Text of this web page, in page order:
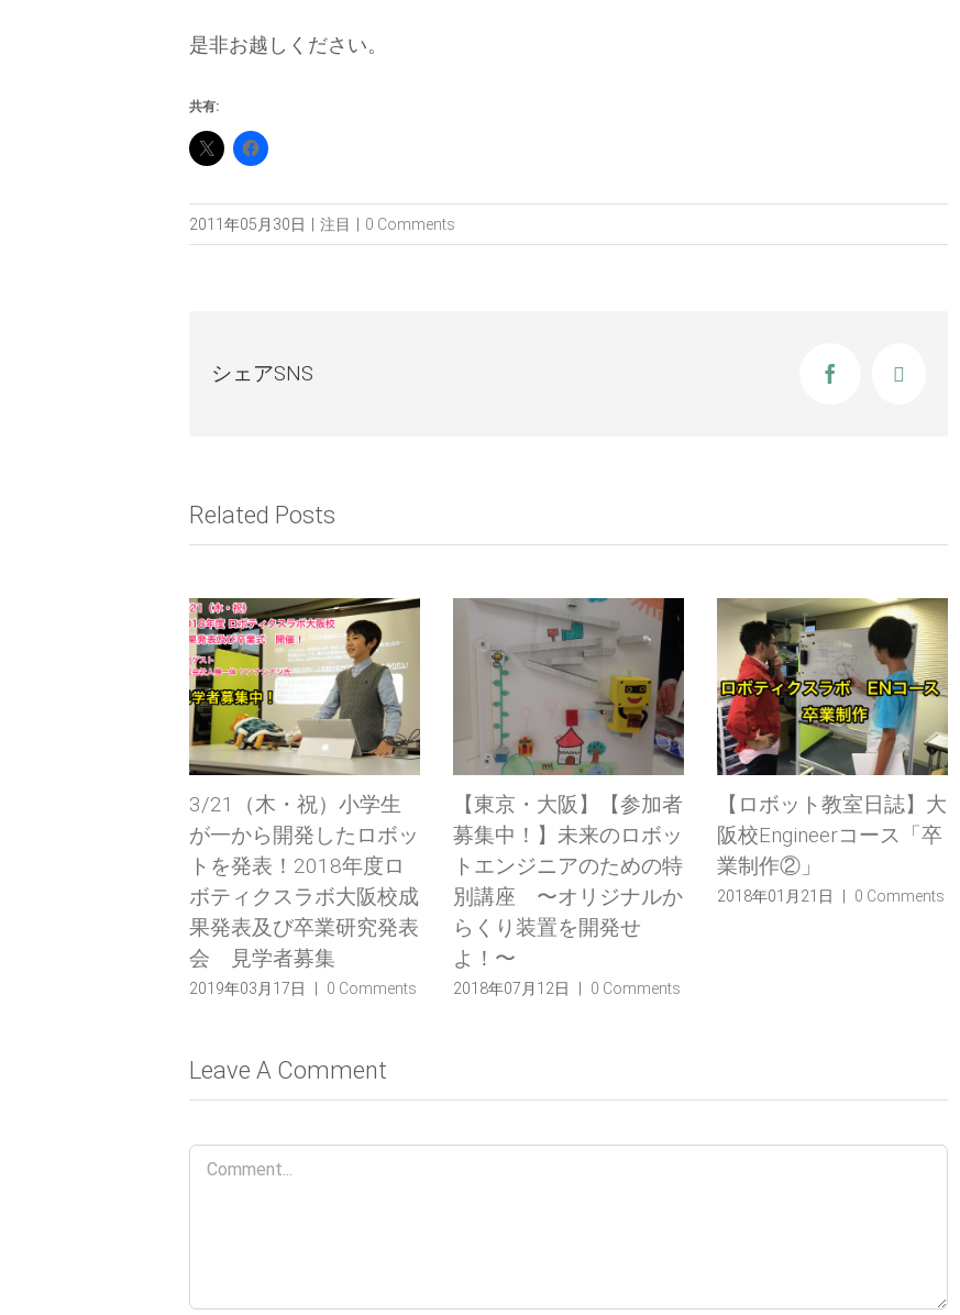
是非お越しください。
共有:
2011年05月30日 注目 0 Comments
シェアSNS Facebook
X
Related Posts
【東京・大阪】【参加者
募集中！】未来のロボッ
トエンジニアのための特
別講座 〜オリジナルか
らくり装置を開発せ
よ！〜
2018年07月12日 | 0 Comments
【ロボット教室日誌】大
阪校Engineerコース「卒
業制作②」
2018年01月21日 | 0 Comments
【ロボット教室日誌】大
阪校Engineerコース「卒
業制作①」
2018年01月10日 | 0 Comments
Leave A Comment
Comment